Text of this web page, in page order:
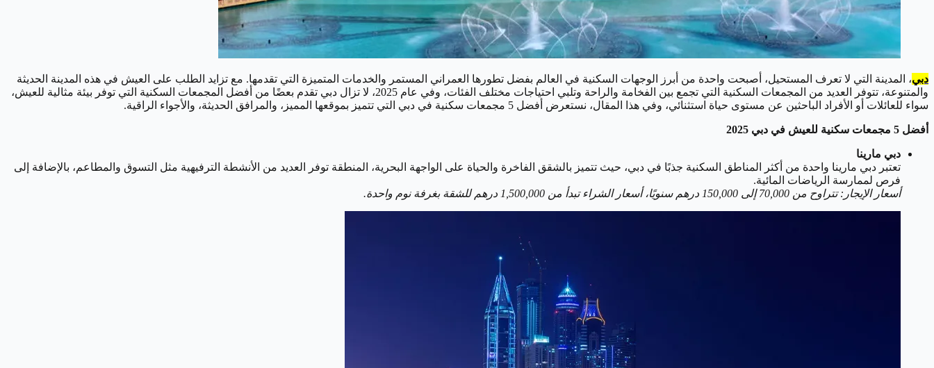
دبي، المدينة التي لا تعرف المستحيل، أصبحت واحدة من أبرز الوجهات السكنية في العالم بفضل تطورها العمراني المستمر والخدمات المتميزة التي تقدمها. مع تزايد الطلب على العيش في هذه المدينة الحديثة
والمتنوعة، تتوفر العديد من المجمعات السكنية التي تجمع بين الفخامة والراحة وتلبي احتياجات مختلف الفئات، وفي عام 2025، لا تزال دبي تقدم بعضًا من أفضل المجمعات السكنية التي توفر بيئة مثالية للعيش،
سواء للعائلات أو الأفراد الباحثين عن مستوى حياة استثنائي، وفي هذا المقال، نستعرض أفضل 5 مجمعات سكنية في دبي التي تتميز بموقعها المميز، والمرافق الحديثة، والأجواء الراقية.
أفضل 5 مجمعات سكنية للعيش في دبي 2025
دبي مارينا
تعتبر دبي مارينا واحدة من أكثر المناطق السكنية جذبًا في دبي، حيث تتميز بالشقق الفاخرة والحياة على الواجهة البحرية، المنطقة توفر العديد من الأنشطة الترفيهية مثل التسوق والمطاعم، بالإضافة إلى
فرص لممارسة الرياضات المائية.
أسعار الإيجار: تتراوح من 70,000 إلى 150,000 درهم سنويًا، أسعار الشراء تبدأ من 1,500,000 درهم للشقة بغرفة نوم واحدة.